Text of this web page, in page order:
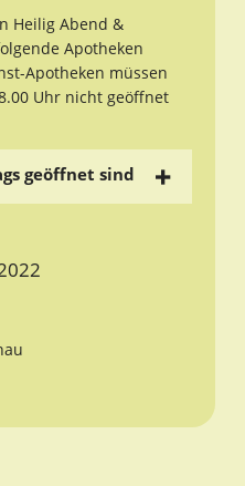
Heilig Abend &
Apotheken
Apotheken müssen
Uhr nicht geöffnet
geöffnet sind